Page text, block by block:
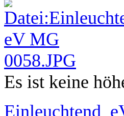
Es ist keine